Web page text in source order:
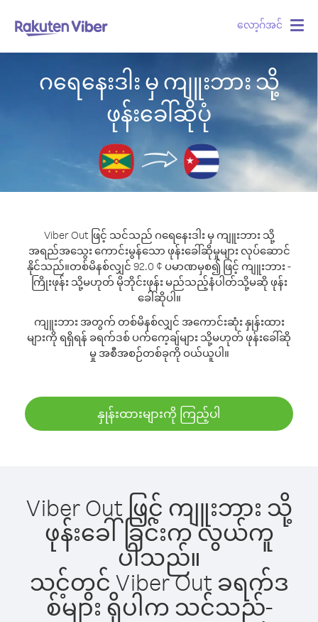
လော့ဂ်အင်
ဂရေနေးဒါး မှ ကျူးဘား သို့
ဖုန်းခေါ်ဆိုပုံ
Viber Out ဖြင့် သင်သည် ဂရေနေးဒါး မှ ကျူးဘား သို့
အရည်အသွေး ကောင်းမွန်သော ဖုန်းခေါ်ဆိုမှုများ လုပ်ဆောင်
နိုင်သည်။တစ်မိနစ်လျှင် 92.0 ¢ ပမာဏမှစ၍ ဖြင့် ကျူးဘား -
ကြိုးဖုန်း သို့မဟုတ် မိုဘိုင်းဖုန်း မည်သည့်နံပါတ်သို့မဆို ဖုန်း
ခေါ်ဆိုပါ။
ကျူးဘား အတွက် တစ်မိနစ်လျှင် အကောင်းဆုံး နှုန်းထား
များကို ရရှိရန် ခရက်ဒစ် ပက်ကေ့ချ်များ သို့မဟုတ် ဖုန်းခေါ်ဆို
မှု အစီအစဉ်တစ်ခုကို ဝယ်ယူပါ။
နှုန်းထားများကို ကြည့်ပါ
Viber Out ဖြင့် ကျူးဘား သို့
ဖုန်းခေါ်ခြင်းက လွယ်ကူ
ပါသည်။
သင့်တွင် Viber Out ခရက်ဒ
စ်များ ရှိပါက သင်သည်-